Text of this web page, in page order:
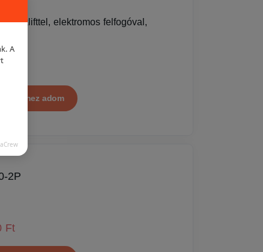
elektromos felfogóval,
adom
2P
Ft
A